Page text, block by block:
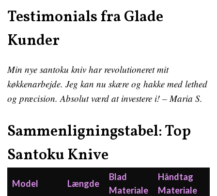
Testimonials fra Glade
Kunder
Min nye santoku kniv har revolutioneret mit
køkkenarbejde. Jeg kan nu skære og hakke med lethed
og præcision. Absolut værd at investere i! – Maria S.
Sammenligningstabel: Top
Santoku Knive
Model Længde
Blad
Materiale
Håndtag
Materiale